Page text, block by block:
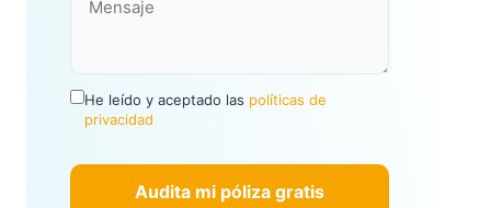
He leído y aceptado las políticas de
privacidad